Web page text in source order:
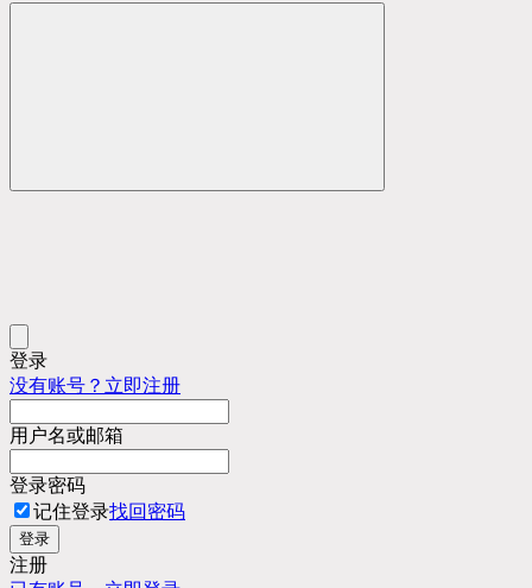
登录
没有账号？立即注册
用户名或邮箱
登录密码
记住登录找回密码
登录
注册